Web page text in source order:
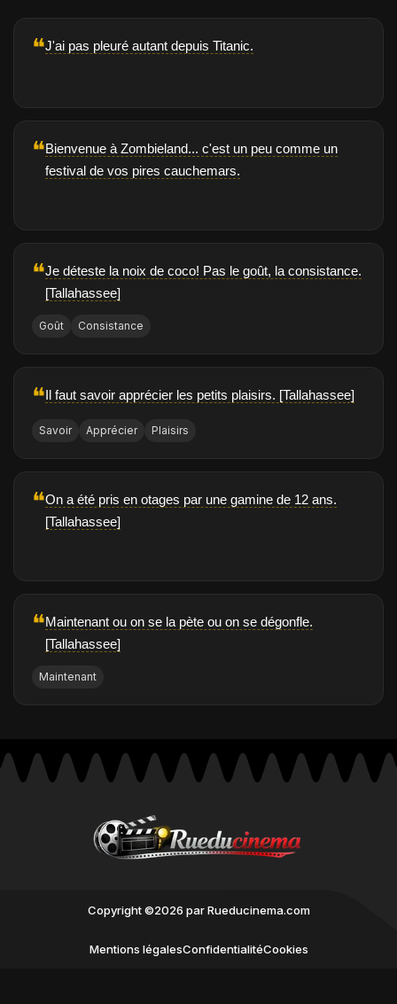
❝J'ai pas pleuré autant depuis Titanic.
❝Bienvenue à Zombieland... c'est un peu comme un
festival de vos pires cauchemars.
❝Je déteste la noix de coco! Pas le goût, la consistance.
[Tallahassee]
Goût Consistance
❝Il faut savoir apprécier les petits plaisirs. [Tallahassee]
Savoir Apprécier Plaisirs
❝On a été pris en otages par une gamine de 12 ans.
[Tallahassee]
❝Maintenant ou on se la pète ou on se dégonfle.
[Tallahassee]
Maintenant
Copyright ©2026 par Rueducinema.com
Mentions légalesConfidentialitéCookies